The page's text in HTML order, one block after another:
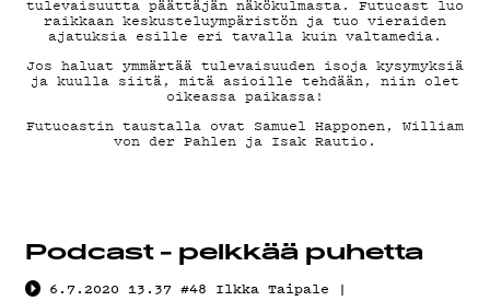
DEMAND
PODCAST
tulevaisuutta päättäjän näkökulmasta. Futucast luo
raikkaan keskusteluympäristön ja tuo vieraiden
ajatuksia esille eri tavalla kuin valtamedia.
Jos haluat ymmärtää tulevaisuuden isoja kysymyksiä
ja kuulla siitä, mitä asioille tehdään, niin olet
oikeassa paikassa!
Futucastin taustalla ovat Samuel Happonen, William
von der Pahlen ja Isak Rautio.
Podcast - pelkkää puhetta
6.7.2020 13.37 #48 Ilkka Taipale |